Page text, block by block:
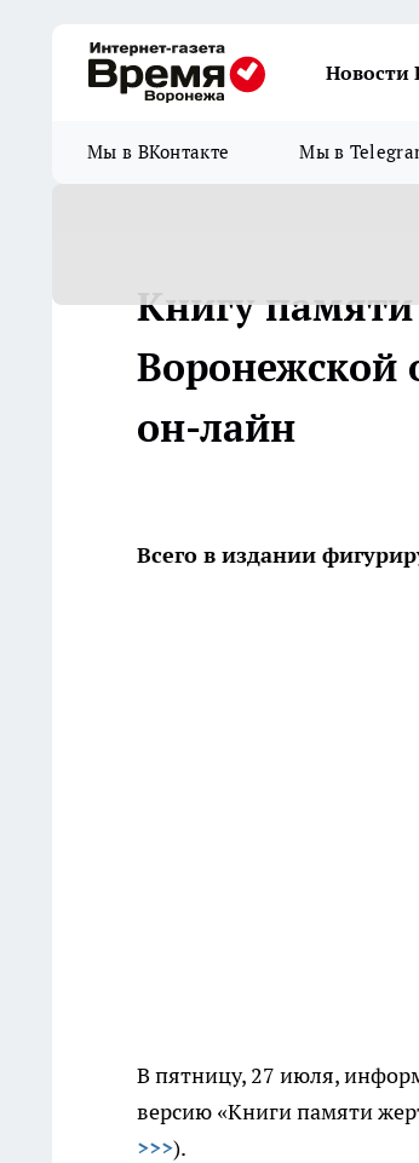
Новости
Мы в ВКонтакте Мы в
Книгу памяти
Воронежской
он-лайн
Всего в издании
В пятницу, 27 июля,
версию «Книги памяти
>>>).